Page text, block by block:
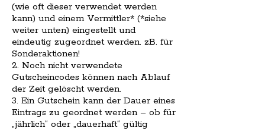
(wie oft dieser verwendet werden
kann) und einem Vermittler* (*siehe
weiter unten) eingestellt und
eindeutig zugeordnet werden. zB. für
Sonderaktionen!
2. Noch nicht verwendete
Gutscheincodes können nach Ablauf
der Zeit gelöscht werden.
3. Ein Gutschein kann der Dauer eines
Eintrags zu geordnet werden – ob für
„jährlich“ oder „dauerhaft“ gültig